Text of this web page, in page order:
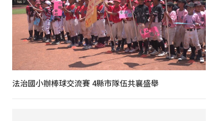
法治國小辦棒球交流賽 4縣市隊伍共襄盛舉